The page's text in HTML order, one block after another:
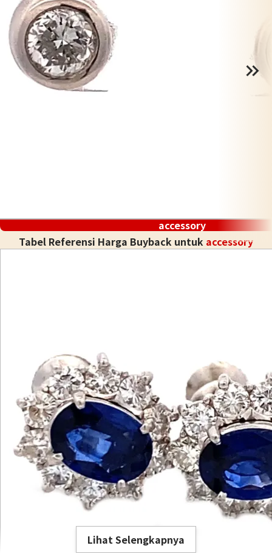
accessory
Tabel Referensi Harga Buyback untuk accessory
Lihat Selengkapnya